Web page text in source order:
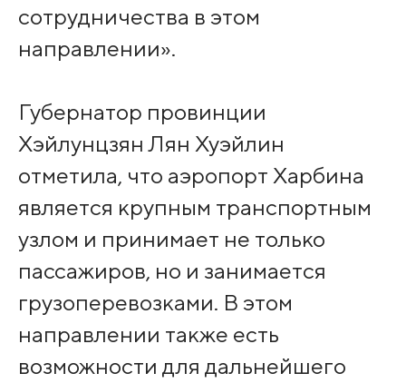
сотрудничества в этом
направлении».
Губернатор провинции
Хэйлунцзян Лян Хуэйлин
отметила, что аэропорт Харбина
является крупным транспортным
узлом и принимает не только
пассажиров, но и занимается
грузоперевозками. В этом
направлении также есть
возможности для дальнейшего